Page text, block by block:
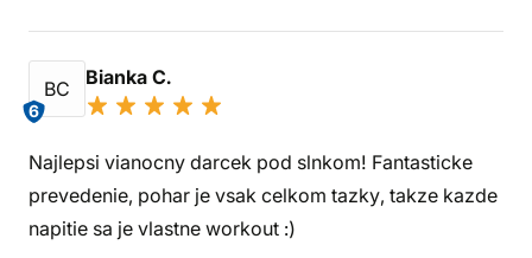
BC
6
Bianka C.
Najlepsi vianocny darcek pod slnkom! Fantasticke
prevedenie, pohar je vsak celkom tazky, takze kazde
napitie sa je vlastne workout :)